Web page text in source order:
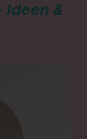
Ideen &